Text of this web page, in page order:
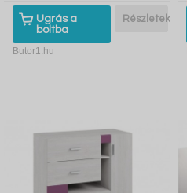
Ugrás a
boltba
Részletek
Butor1.hu